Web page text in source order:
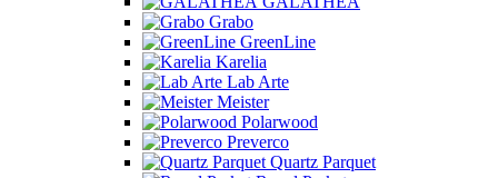
Grabo
GreenLine
Karelia
Lab Arte
Meister
Polarwood
Preverco
Quartz Parquet